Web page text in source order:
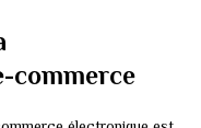
commerce